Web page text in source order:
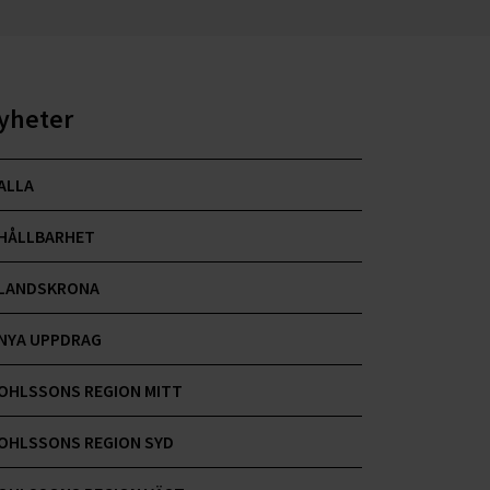
UPPDRAG
REGION MITT
REGION SYD